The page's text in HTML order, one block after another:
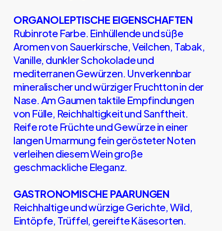
ORGANOLEPTISCHE EIGENSCHAFTEN
Rubinrote Farbe. Einhüllende und süße
Aromen von Sauerkirsche, Veilchen, Tabak,
Vanille, dunkler Schokolade und
mediterranen Gewürzen. Unverkennbar
mineralischer und würziger Fruchtton in der
Nase. Am Gaumen taktile Empfindungen
von Fülle, Reichhaltigkeit und Sanftheit.
Reife rote Früchte und Gewürze in einer
langen Umarmung fein gerösteter Noten
verleihen diesem Wein große
geschmackliche Eleganz.
GASTRONOMISCHE PAARUNGEN
Reichhaltige und würzige Gerichte, Wild,
Eintöpfe, Trüffel, gereifte Käsesorten.